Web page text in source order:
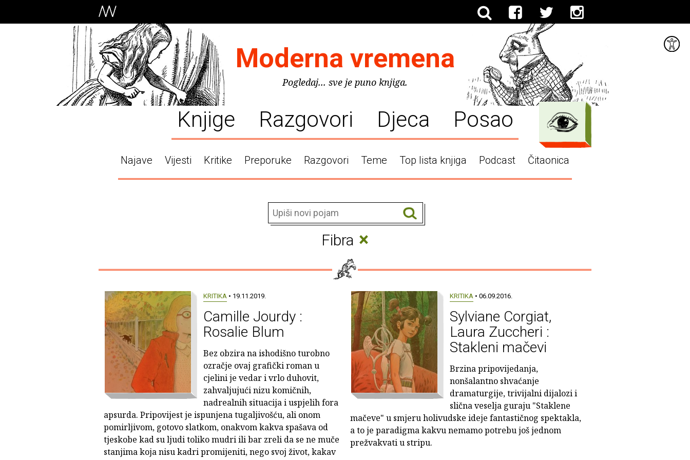
Moderna vremena
Pogledaj... sve je puno knjiga.
Knjige Razgovori Djeca Posao
Najave Vijesti Kritike Preporuke Razgovori Teme Top lista knjiga Podcast Čitaonica
Fibra ×
KRITIKA • 19.11.2019.
Camille Jourdy :
Rosalie Blum
Bez obzira na ishodišno turobno
ozračje ovaj grafički roman u
cjelini je vedar i vrlo duhovit,
zahvaljujući nizu komičnih,
nadrealnih situacija i uspjelih fora
apsurda. Pripovijest je ispunjena tugaljivošću, ali onom
pomirljivom, gotovo slatkom, onakvom kakva spašava od
tjeskobe kad su ljudi toliko mudri ili bar zreli da se ne muče
stanjima koja nisu kadri promijeniti, nego svoj život, kakav
KRITIKA • 06.09.2016.
Sylviane Corgiat,
Laura Zuccheri :
Stakleni mačevi
Brzina pripovijedanja,
nonšalantno shvaćanje
dramaturgije, trivijalni dijalozi i
slična veselja guraju "Staklene
mačeve" u smjeru holivudske ideje fantastičnog spektakla,
a to je paradigma kakvu nemamo potrebu još jednom
prežvakvati u stripu.